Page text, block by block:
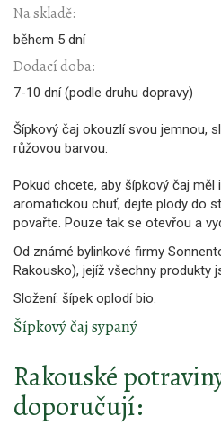
Na skladě:
během 5 dní
Dodací doba:
7-10 dní (podle druhu dopravy)
Šípkový čaj okouzlí svou jemnou,
růžovou barvou.
Pokud chcete, aby šípkový čaj
aromatickou chuť, dejte plody do
povařte. Pouze tak se otevřou a
Od známé bylinkové firmy
Rakousko), jejíž všechny produkty
Složení: šípek oplodí bio.
Šípkový čaj sypaný
Rakouské
doporučují: